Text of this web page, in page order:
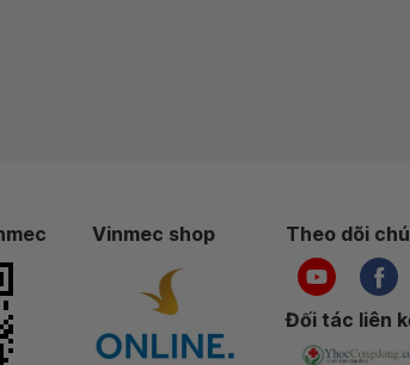
Vinmec shop Theo dõi
Đối tác liên